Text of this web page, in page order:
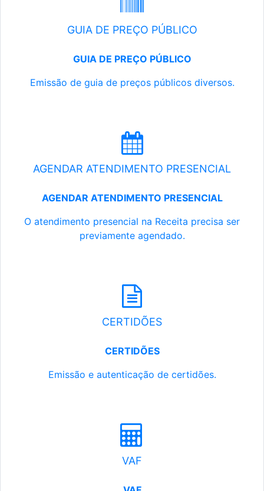
GUIA DE PREÇO PÚBLICO
GUIA DE PREÇO PÚBLICO
Emissão de guia de preços públicos diversos.
AGENDAR ATENDIMENTO PRESENCIAL
AGENDAR ATENDIMENTO PRESENCIAL
O atendimento presencial na Receita precisa ser
previamente agendado.
CERTIDÕES
CERTIDÕES
Emissão e autenticação de certidões.
VAF